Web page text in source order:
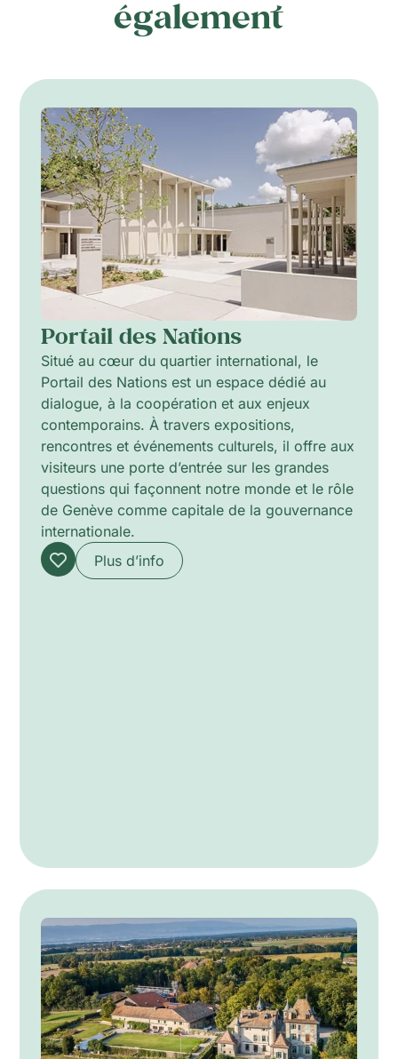
également
Portail des Nations
Situé au cœur du quartier international, le
Portail des Nations est un espace dédié au
dialogue, à la coopération et aux enjeux
contemporains. À travers expositions,
rencontres et événements culturels, il offre aux
visiteurs une porte d’entrée sur les grandes
questions qui façonnent notre monde et le rôle
de Genève comme capitale de la gouvernance
internationale.
Plus d’info